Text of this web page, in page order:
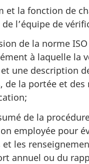
et la fonction de
l’équipe de
de la norme ISO
à laquelle la
une description
de la portée et des
de la
employée pour
et les
annuel ou du